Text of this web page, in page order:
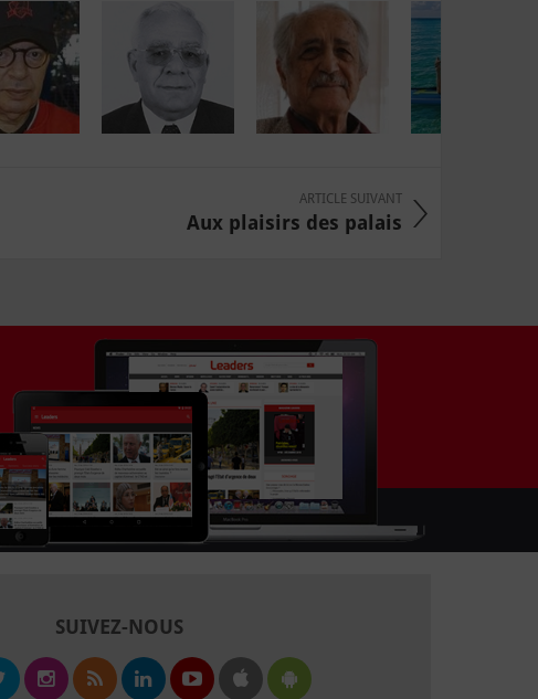
ARTICLE SUIVANT
Aux plaisirs des palais
SUIVEZ-NOUS